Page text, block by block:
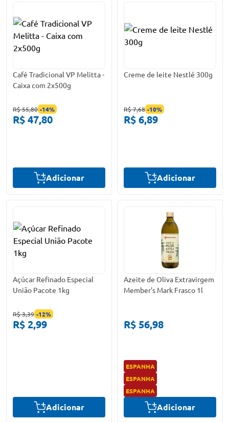
Café Tradicional VP Melitta -
Caixa com 2x500g
R$ 55,80 -14%
R$ 47,80
Adicionar
Creme de leite Nestlé 300g
R$ 7,68 -10%
R$ 6,89
Adicionar
Açúcar Refinado Especial
União Pacote 1kg
R$ 3,39 -12%
R$ 2,99
Adicionar
Azeite de Oliva Extravirgem
Member's Mark Frasco 1l
R$ 56,98
ESPANHA
ESPANHA
ESPANHA
Adicionar